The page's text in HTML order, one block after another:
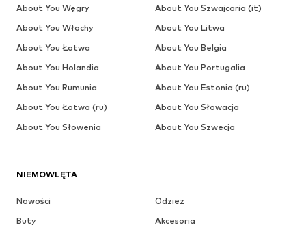
NIEMOWLĘTA
Nowości
Odzież
Buty
Akcesoria
About You Węgry
About You Szwajcaria (it)
About You Włochy
About You Litwa
About You Łotwa
About You Belgia
About You Holandia
About You Portugalia
About You Rumunia
About You Estonia (ru)
About You Łotwa (ru)
About You Słowacja
About You Słowenia
About You Szwecja